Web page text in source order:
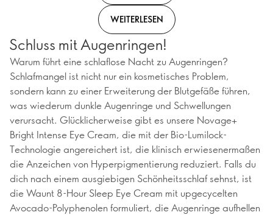
WEITERLESEN
Schluss mit Augenringen!
Warum führt eine schlaflose Nacht zu Augenringen?
Schlafmangel ist nicht nur ein kosmetisches Problem,
sondern kann zu einer Erweiterung der Blutgefäße führen,
was wiederum dunkle Augenringe und Schwellungen
verursacht. Glücklicherweise gibt es unsere Novage+
Bright Intense Eye Cream, die mit der Bio-Lumilock-
Technologie angereichert ist, die klinisch erwiesenermaßen
die Anzeichen von Hyperpigmentierung reduziert. Falls du
dich nach einem ausgiebigen Schönheitsschlaf sehnst, ist
die Waunt 8-Hour Sleep Eye Cream mit upgecycelten
Avocado-Polyphenolen formuliert, die Augenringe aufhellen